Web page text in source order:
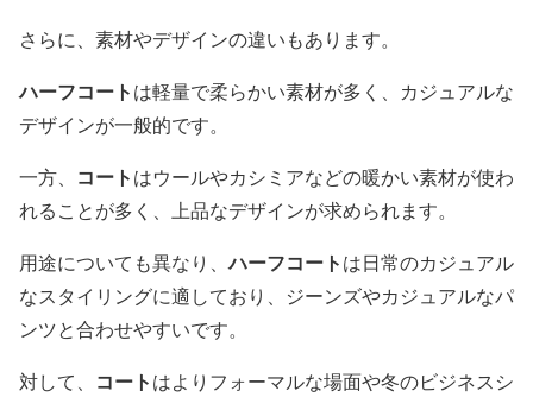
さらに、素材やデザインの違いもあります。
ハーフコートは軽量で柔らかい素材が多く、カジュアルな
デザインが一般的です。
一方、 コートはウールやカシミアなどの暖かい素材が使わ
れることが多く、上品なデザインが求められます。
用途についても異なり、ハーフコートは日常のカジュアル
なスタイリングに適しており、ジーンズやカジュアルなパ
ンツと合わせやすいです。
対して、 コートはよりフォーマルな場面や冬のビジネスシ